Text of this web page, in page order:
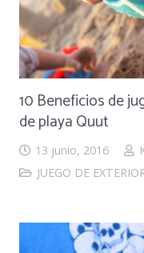
10 Beneficios de
de playa Quut
13 junio, 2016
JUEGO DE